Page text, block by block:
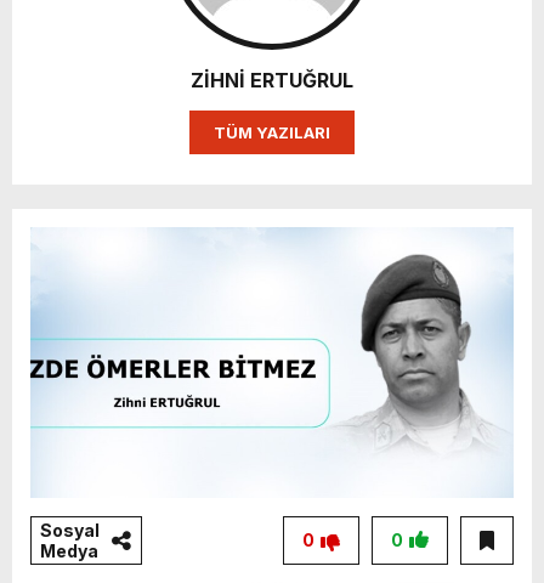
ZİHNİ ERTUĞRUL
TÜM YAZILARI
Sosyal
Medya
0
0